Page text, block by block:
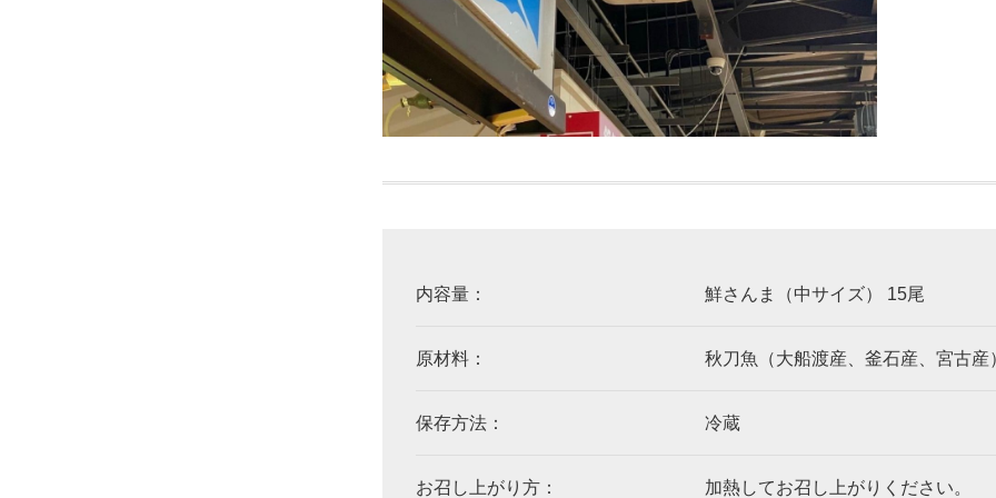
内容量： 鮮さんま（中サイズ） 15尾
原材料： 秋刀魚（大船渡産、釜石産、宮古産
保存方法： 冷蔵
お召し上がり方： 加熱してお召し上がりください。